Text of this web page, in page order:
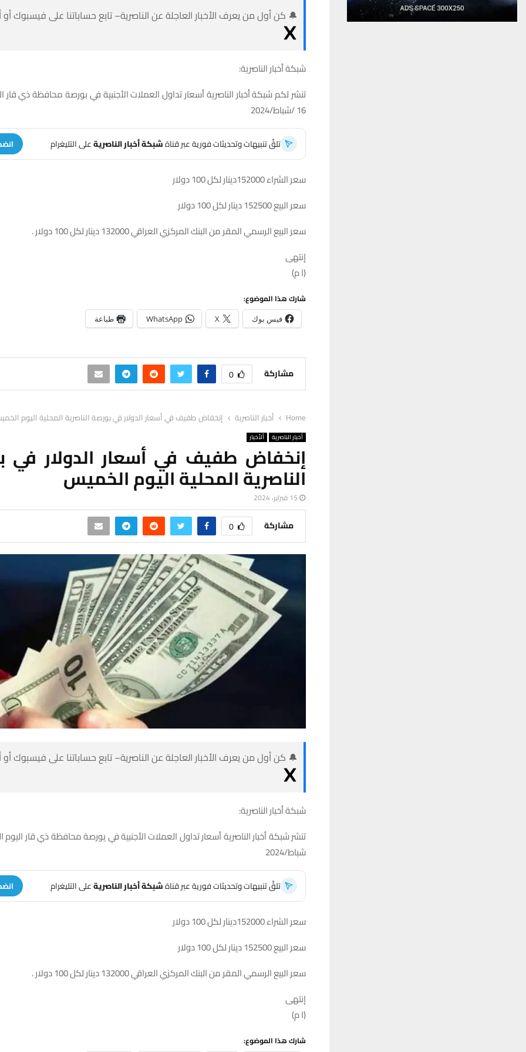
🔔 كن أول من يعرف الأخبار العاجلة عن الناصرية– تابع حساباتنا على فيسبوك
شبكة أخبار الناصرية:
تنشر لكم شبكة أخبار الناصرية أسعار تداول العملات الأجنبية في بورصة محافظة ذي قار
16 /شباط/2024
تلقَّ تنبيهات وتحديثات فورية عبر قناةشبكة أخبار الناصريةعلى التليغرام
سعر الشراء 152000دينار لكل 100 دولار
سعر البيع 152500 دينار لكل 100 دولار
سعر البيع الرسمي المقر من البنك المركزي العراقي 132000 دينار لكل 100 دولار .
إنتهى
(ا م)
شارك هذا الموضوع:
فيس بوك X
WhatsApp طباعة
مشاركة 0
Home أخبار الناصرية إنخفاض طفيف في أسعار الدولار في بورصة الناصرية المحلية اليوم
أخبار الناصرية ألأخبار
إنخفاض طفيف في أسعار الدولار في
الناصرية المحلية اليوم الخميس
15 فبراير، 2024
مشاركة 0
🔔 كن أول من يعرف الأخبار العاجلة عن الناصرية– تابع حساباتنا على فيسبوك
شبكة أخبار الناصرية:
شباط/2024
تلقَّ تنبيهات وتحديثات فورية عبر قناةشبكة أخبار الناصريةعلى التليغرام
سعر الشراء 152000دينار لكل 100 دولار
سعر البيع 152500 دينار لكل 100 دولار
سعر البيع الرسمي المقر من البنك المركزي العراقي 132000 دينار لكل 100 دولار .
إنتهى
(ا م)
شارك هذا الموضوع: